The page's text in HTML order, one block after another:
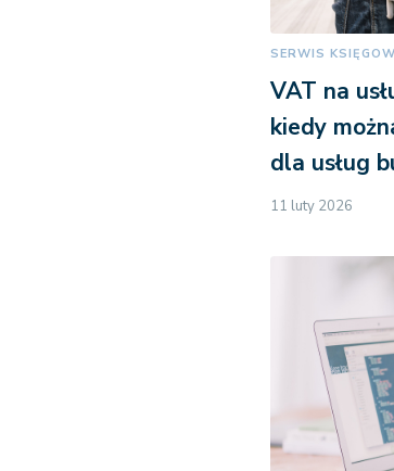
SERWIS
VAT na
kiedy
dla usług
11 luty 2026